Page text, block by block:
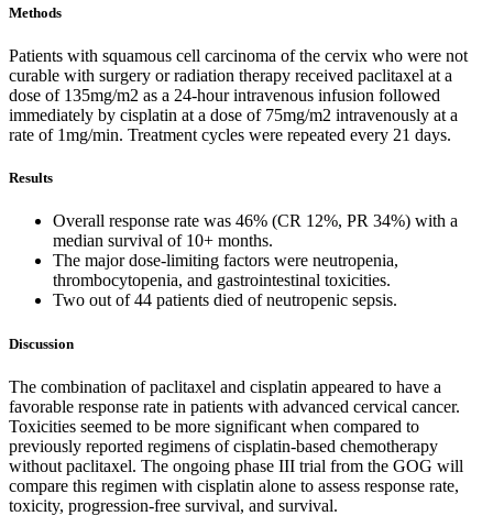
Methods
Patients with squamous cell carcinoma of the cervix who were not
curable with surgery or radiation therapy received paclitaxel at a
dose of 135mg/m2 as a 24-hour intravenous infusion followed
immediately by cisplatin at a dose of 75mg/m2 intravenously at a
rate of 1mg/min. Treatment cycles were repeated every 21 days.
Results
Overall response rate was 46% (CR 12%, PR 34%) with a
median survival of 10+ months.
The major dose-limiting factors were neutropenia,
thrombocytopenia, and gastrointestinal toxicities.
Two out of 44 patients died of neutropenic sepsis.
Discussion
The combination of paclitaxel and cisplatin appeared to have a
favorable response rate in patients with advanced cervical cancer.
Toxicities seemed to be more significant when compared to
previously reported regimens of cisplatin-based chemotherapy
without paclitaxel. The ongoing phase III trial from the GOG will
compare this regimen with cisplatin alone to assess response rate,
toxicity, progression-free survival, and survival.